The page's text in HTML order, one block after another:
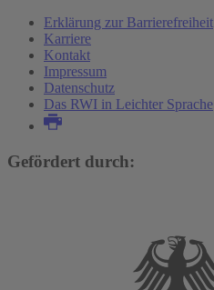
Erklärung zur Barrierefreiheit
Karriere
Kontakt
Impressum
Datenschutz
Das RWI in Leichter Sprache
Gefördert durch: